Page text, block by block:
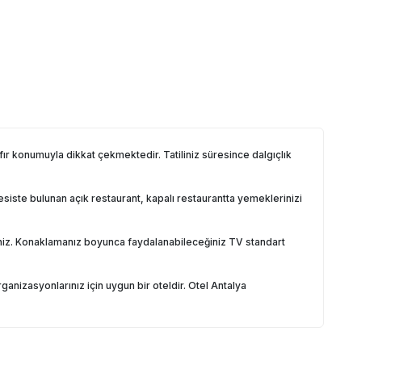
konumuyla dikkat çekmektedir. Tatiliniz süresince dalgıçlık
bulunan açık restaurant, kapalı restaurantta yemeklerinizi
Konaklamanız boyunca faydalanabileceğiniz TV standart
için uygun bir oteldir. Otel Antalya